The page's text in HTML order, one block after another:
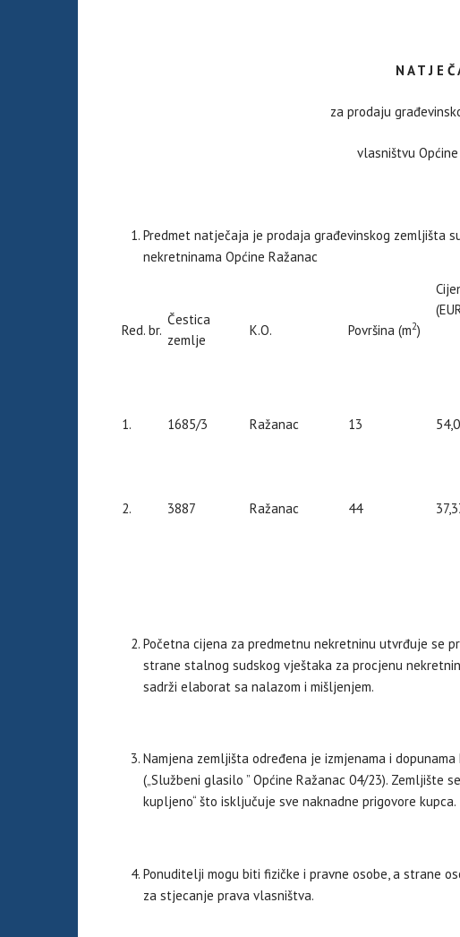
N A T J E Č
za prodaju
vlasništvu
Predmet natječaja je prodaja građevinskog zemljišta
nekretninama Općine Ražanac
Red. br.
Čestica
zemlje
K.O. Površina (m2)
1. 1685/3 Ražanac 13
2. 3887 Ražanac 44
Početna cijena za predmetnu nekretninu utvrđuje se
strane stalnog sudskog vještaka za procjenu
sadrži elaborat sa nalazom i mišljenjem.
Namjena zemljišta određena je izmjenama i
(„Službeni glasilo ” Općine Ražanac 04/23). Zemljište
kupljeno“ što isključuje sve naknadne prigovore kupca.
Ponuditelji mogu biti fizičke i pravne osobe, a strane
za stjecanje prava vlasništva.